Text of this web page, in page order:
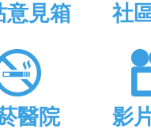
意見箱 社
醫院 影